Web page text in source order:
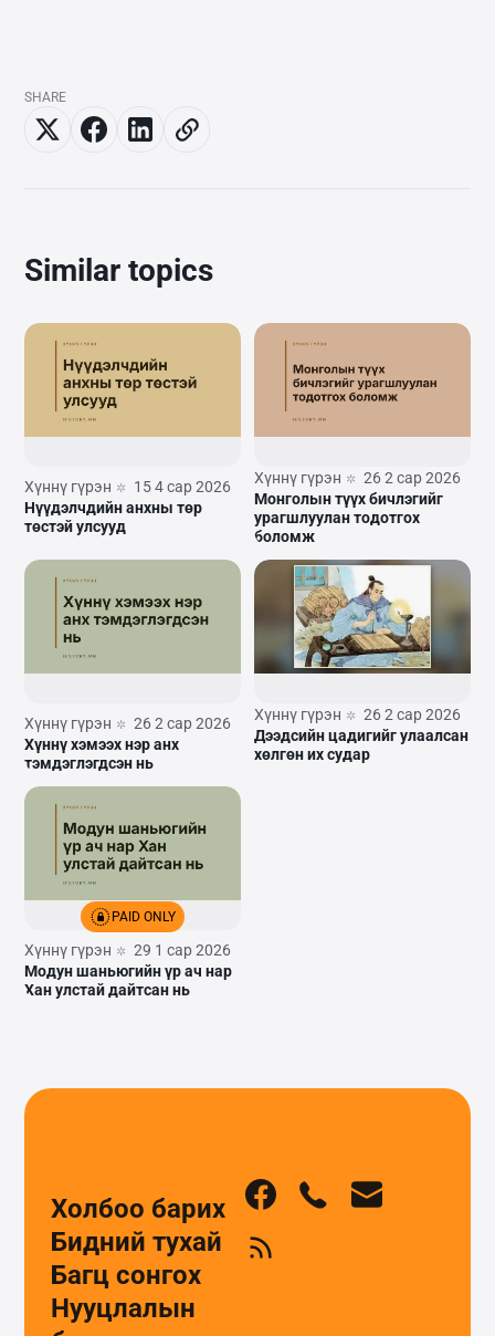
SHARE
Similar topics
Хүннү гүрэн
15 4 сар 2026
Нүүдэлчдийн анхны төр
төстэй улсууд
Хүннү гүрэн
26 2 сар 2026
Монголын түүх бичлэгийг
урагшлуулан тодотгох
боломж
Хүннү гүрэн
26 2 сар 2026
Хүннү хэмээх нэр анх
тэмдэглэгдсэн нь
Хүннү гүрэн
26 2 сар 2026
Дээдсийн цадигийг улаалсан
хөлгөн их судар
PAID ONLY
Хүннү гүрэн
29 1 сар 2026
Модун шаньюгийн үр ач нар
Хан улстай дайтсан нь
Холбоо барих
Бидний тухай
Багц сонгох
Нууцлалын